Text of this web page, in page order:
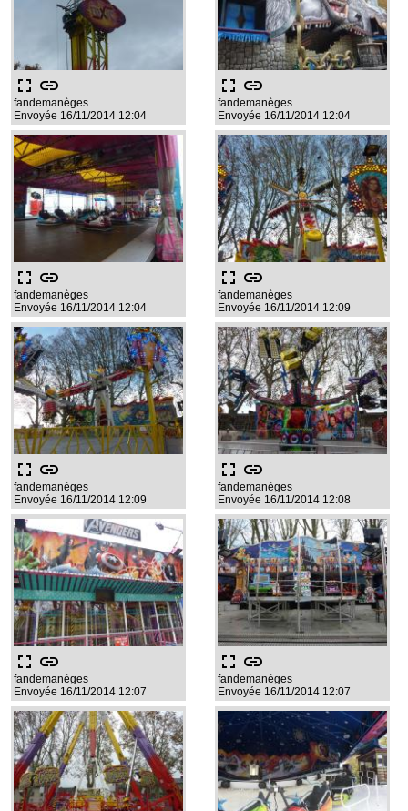
fullscreen link
fandemanèges
Envoyée 16/11/2014 12:04
fullscreen link
fandemanèges
Envoyée 16/11/2014 12:04
fullscreen link
fandemanèges
Envoyée 16/11/2014 12:04
fullscreen link
fandemanèges
Envoyée 16/11/2014 12:09
fullscreen link
fandemanèges
Envoyée 16/11/2014 12:09
fullscreen link
fandemanèges
Envoyée 16/11/2014 12:08
fullscreen link
fandemanèges
Envoyée 16/11/2014 12:07
fullscreen link
fandemanèges
Envoyée 16/11/2014 12:07